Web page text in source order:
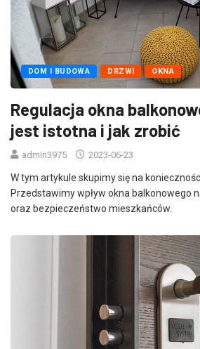
DOM I BUDOWA DRZWI OKNA
Regulacja okna
jest istotna i jak zrobić
admin3975 2023-06-23
W tym artykule skupimy się na
Przedstawimy wpływ okna balkonowego
oraz bezpieczeństwo mieszkańców.